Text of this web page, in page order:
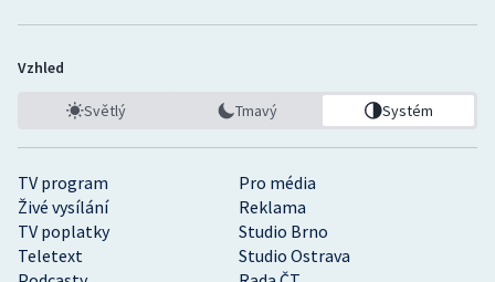
TV program
Pro média
Živé vysílání
Reklama
TV poplatky
Studio Brno
Teletext
Studio Ostrava
Vzhled
Světlý Tmavý Systém